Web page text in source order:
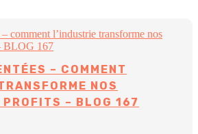
– COMMENT
NOS
PROFITS – BLOG 167